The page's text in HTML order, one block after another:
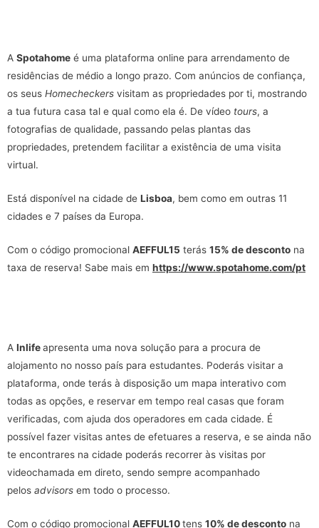
A Spotahome é uma plataforma online para arrendamento de
residências de médio a longo prazo. Com anúncios de confiança,
os seus Homecheckers visitam as propriedades por ti, mostrando
a tua futura casa tal e qual como ela é. De vídeo tours, a
fotografias de qualidade, passando pelas plantas das
propriedades, pretendem facilitar a existência de uma visita
virtual.
Está disponível na cidade de Lisboa, bem como em outras 11
cidades e 7 países da Europa.
Com o código promocional AEFFUL15 terás 15% de desconto na
taxa de reserva! Sabe mais em https://www.spotahome.com/pt
A Inlifeapresenta uma nova solução para a procura de
alojamento no nosso país para estudantes. Poderás visitar a
plataforma, onde terás à disposição um mapa interativo com
todas as opções, e reservar em tempo real casas que foram
verificadas, com ajuda dos operadores em cada cidade. É
possível fazer visitas antes de efetuares a reserva, e se ainda não
te encontrares na cidade poderás recorrer às visitas por
videochamada em direto, sendo sempre acompanhado
pelos advisors em todo o processo.
Com o código promocional AEFFUL10tens 10% de desconto na